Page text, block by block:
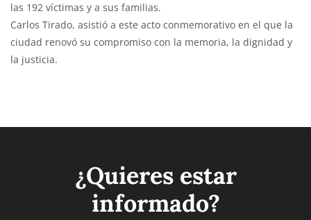
las 192 víctimas y a sus familias.
Carlos Tirado, asistió a este acto conmemorativo en el que la
ciudad renovó su compromiso con la memoria, la dignidad y
la justicia.
¿Quieres estar
informado?